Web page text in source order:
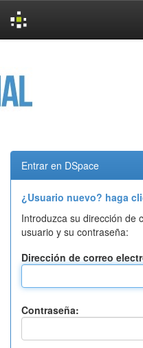
Entrar en DSpace
¿Usuario nuevo? haga
Introduzca su dirección de
usuario y su contraseña:
Dirección de correo
Contraseña: